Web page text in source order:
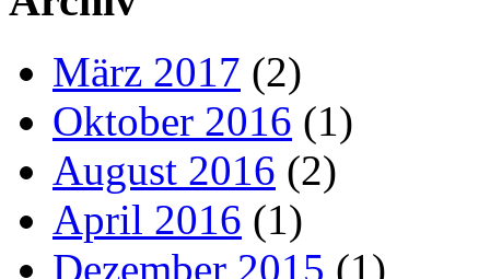
März 2017 (2)
Oktober 2016 (1)
August 2016 (2)
April 2016 (1)
Dezember 2015 (1)